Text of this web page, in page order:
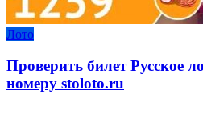
Лото
Проверить билет Русское
номеру stoloto.ru